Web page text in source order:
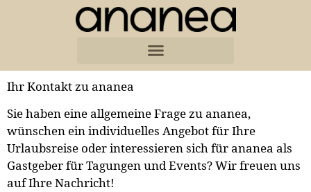
Ihr Kontakt zu ananea
Sie haben eine allgemeine Frage zu ananea,
wünschen ein individuelles Angebot für Ihre
Urlaubsreise oder interessieren sich für ananea als
Gastgeber für Tagungen und Events? Wir freuen uns
auf Ihre Nachricht!